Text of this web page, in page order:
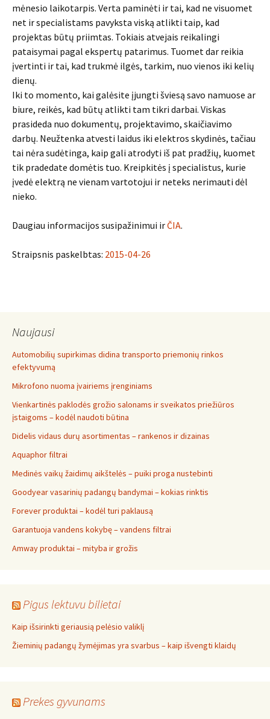
mėnesio laikotarpis. Verta paminėti ir tai, kad ne visuomet
net ir specialistams pavyksta viską atlikti taip, kad
projektas būtų priimtas. Tokiais atvejais reikalingi
pataisymai pagal ekspertų patarimus. Tuomet dar reikia
įvertinti ir tai, kad trukmė ilgės, tarkim, nuo vienos iki kelių
dienų.
Iki to momento, kai galėsite įjungti šviesą savo namuose ar
biure, reikės, kad būtų atlikti tam tikri darbai. Viskas
prasideda nuo dokumentų, projektavimo, skaičiavimo
darbų. Neužtenka atvesti laidus iki elektros skydinės, tačiau
tai nėra sudėtinga, kaip gali atrodyti iš pat pradžių, kuomet
tik pradedate domėtis tuo. Kreipkitės į specialistus, kurie
įvedė elektrą ne vienam vartotojui ir neteks nerimauti dėl
nieko.
Daugiau informacijos susipažinimui irČIA.
Straipsnis paskelbtas: 2015-04-26
Naujausi
Automobilių supirkimas didina transporto priemonių rinkos
efektyvumą
Mikrofono nuoma įvairiems įrenginiams
Vienkartinės paklodės grožio salonams ir sveikatos priežiūros
įstaigoms – kodėl naudoti būtina
Didelis vidaus durų asortimentas – rankenos ir dizainas
Aquaphor filtrai
Medinės vaikų žaidimų aikštelės – puiki proga nustebinti
Goodyear vasarinių padangų bandymai – kokias rinktis
Forever produktai – kodėl turi paklausą
Garantuoja vandens kokybę – vandens filtrai
Amway produktai – mityba ir grožis
Pigus lektuvu bilietai
Kaip išsirinkti geriausią pelėsio valiklį
Žieminių padangų žymėjimas yra svarbus – kaip išvengti klaidų
Prekes gyvunams